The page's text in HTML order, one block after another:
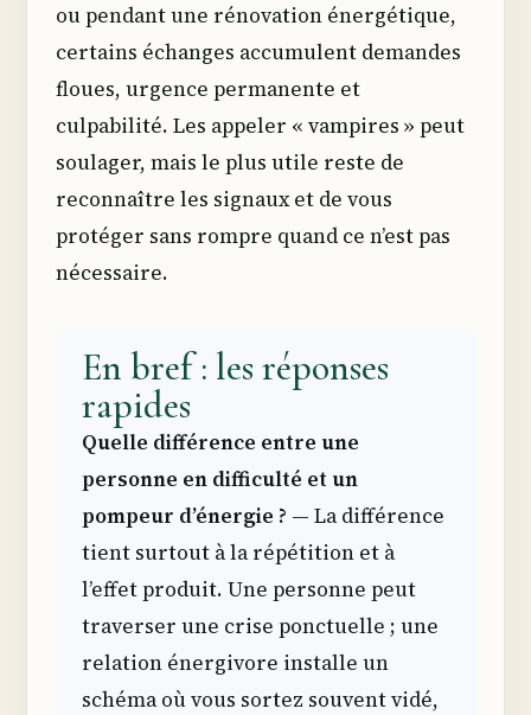
ou pendant une rénovation énergétique,
certains échanges accumulent demandes
floues, urgence permanente et
culpabilité. Les appeler « vampires » peut
soulager, mais le plus utile reste de
reconnaître les signaux et de vous
protéger sans rompre quand ce n’est pas
nécessaire.
En bref : les réponses
rapides
Quelle différence entre une
personne en difficulté et un
pompeur d’énergie ? — La différence
tient surtout à la répétition et à
l’effet produit. Une personne peut
traverser une crise ponctuelle ; une
relation énergivore installe un
schéma où vous sortez souvent vidé,